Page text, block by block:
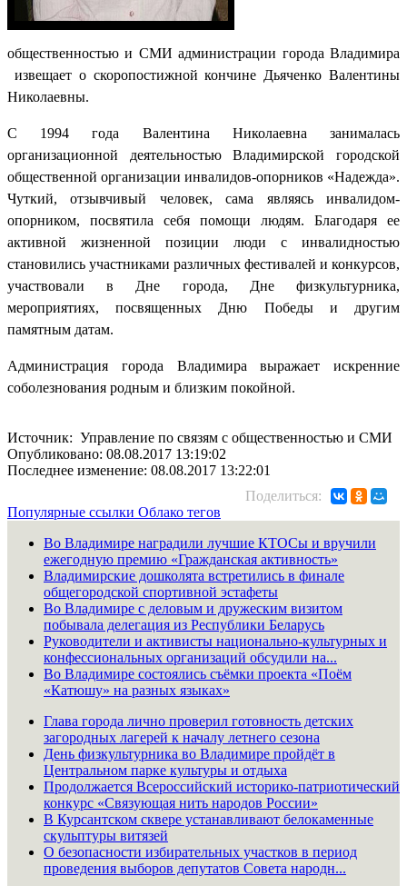
общественностью и СМИ администрации города Владимира
извещает о скоропостижной кончине Дьяченко Валентины
Николаевны.
С 1994 года Валентина Николаевна занималась
организационной деятельностью Владимирской городской
общественной организации инвалидов-опорников «Надежда».
Чуткий, отзывчивый человек, сама являясь инвалидом-
опорником, посвятила себя помощи людям. Благодаря ее
активной жизненной позиции люди с инвалидностью
становились участниками различных фестивалей и конкурсов,
участвовали в Дне города, Дне физкультурника,
мероприятиях, посвященных Дню Победы и другим
памятным датам.
Администрация города Владимира выражает искренние
соболезнования родным и близким покойной.
Источник: Управление по связям с общественностью и СМИ
Опубликовано: 08.08.2017 13:19:02
Последнее изменение: 08.08.2017 13:22:01
Поделиться:
Популярные ссылки Облако тегов
Во Владимире наградили лучшие КТОСы и вручили
ежегодную премию «Гражданская активность»
Владимирские дошколята встретились в финале
общегородской спортивной эстафеты
Во Владимире с деловым и дружеским визитом
побывала делегация из Республики Беларусь
Руководители и активисты национально-культурных и
конфессиональных организаций обсудили на...
Во Владимире состоялись съёмки проекта «Поём
«Катюшу» на разных языках»
Глава города лично проверил готовность детских
загородных лагерей к началу летнего сезона
День физкультурника во Владимире пройдёт в
Центральном парке культуры и отдыха
Продолжается Всероссийский историко-патриотический
конкурс «Связующая нить народов России»
В Курсантском сквере устанавливают белокаменные
скульптуры витязей
О безопасности избирательных участков в период
проведения выборов депутатов Совета народн...